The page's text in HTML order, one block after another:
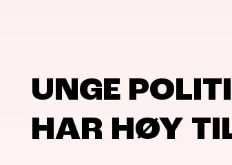
UNGE
HAR HØY